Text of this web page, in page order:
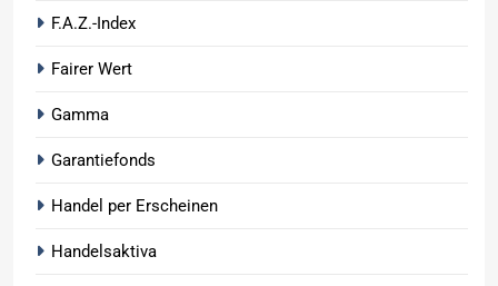
F.A.Z.-Index
Fairer Wert
Gamma
Garantiefonds
Handel per Erscheinen
Handelsaktiva